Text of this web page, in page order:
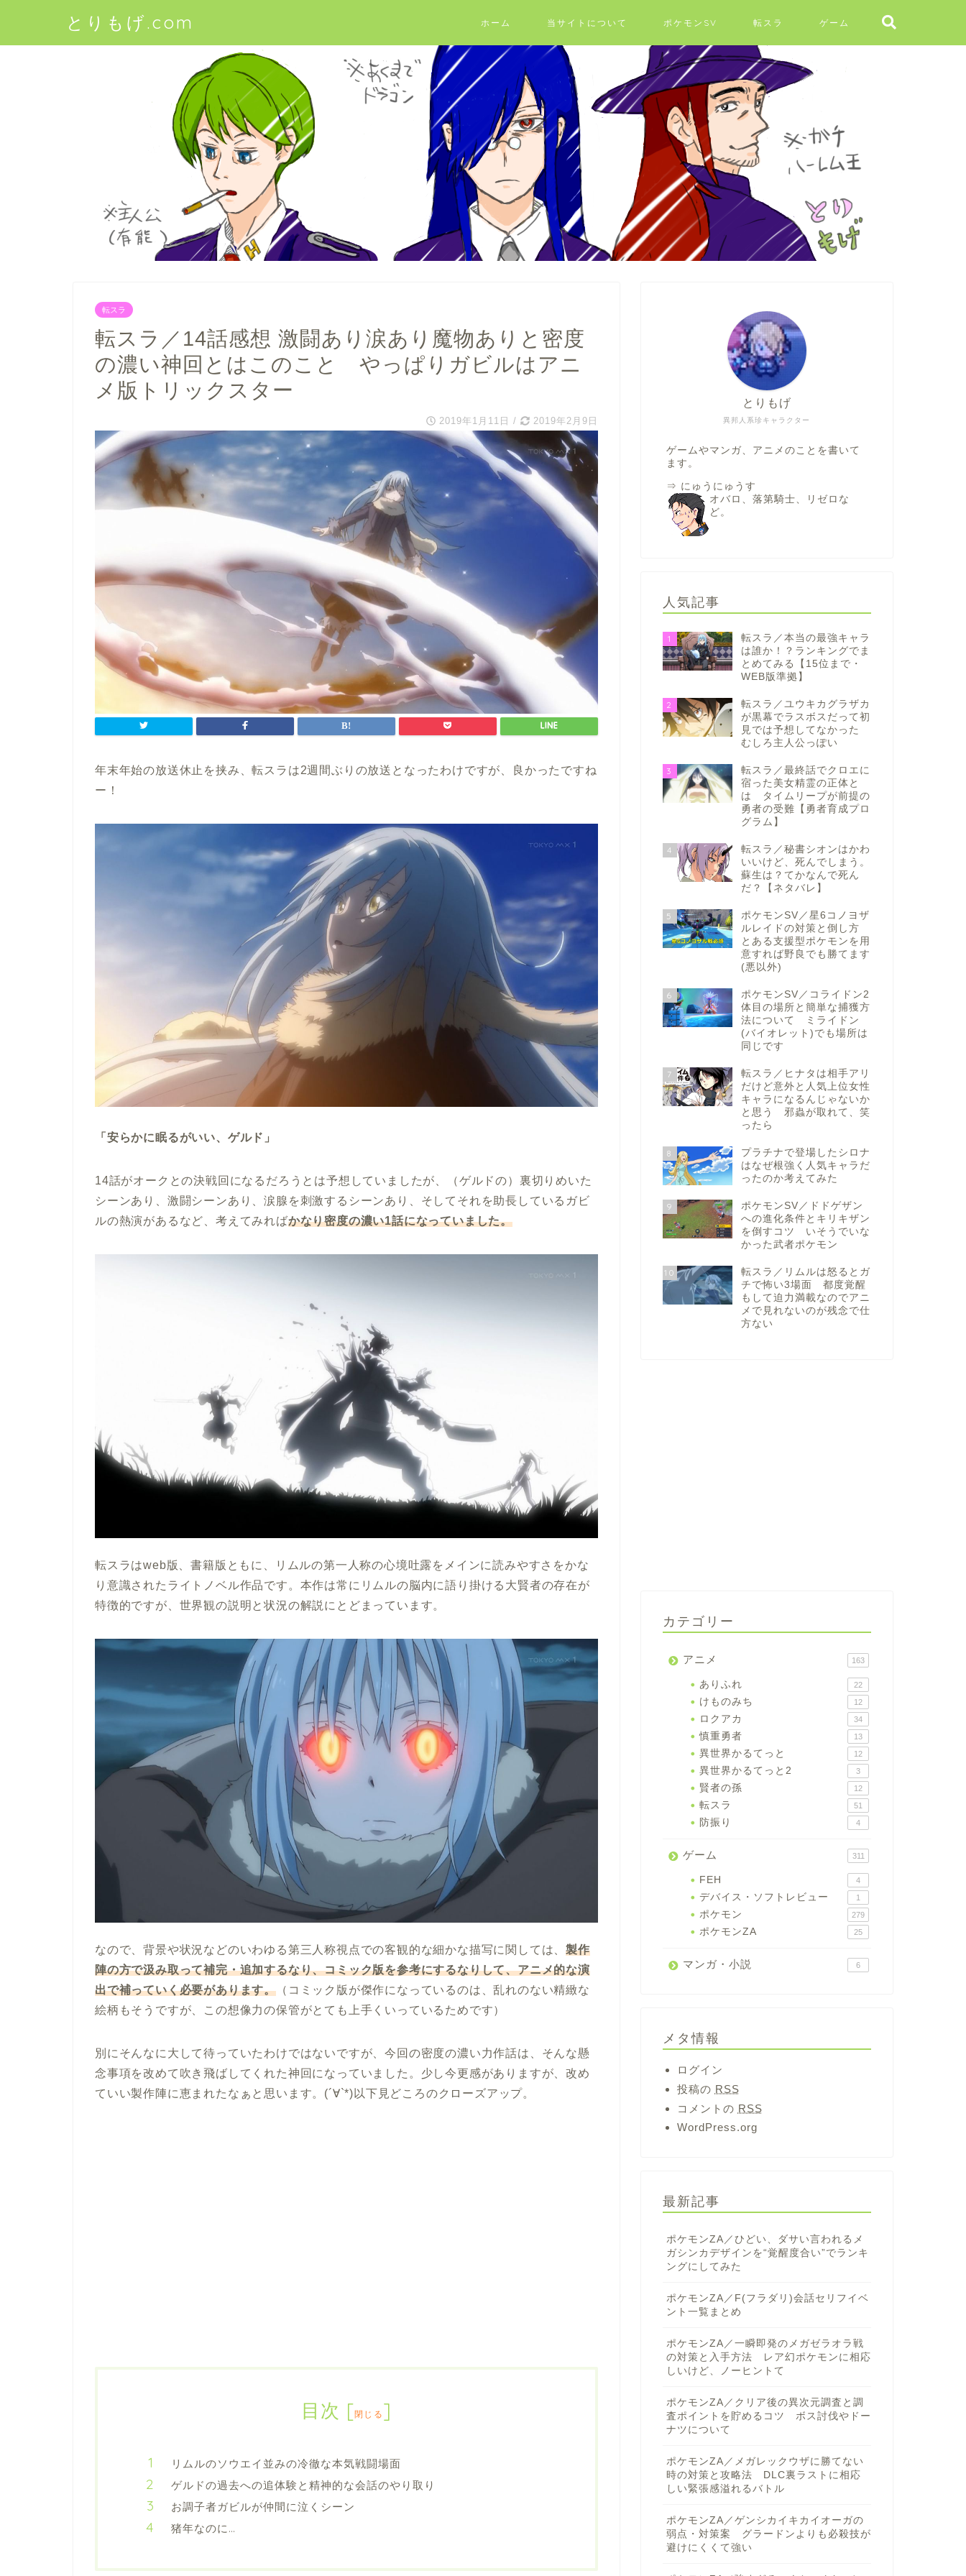
とりもげ.com ホーム 当サイトについて ポケモンSV 転スラ ゲーム
転スラ
転スラ／14話感想 激闘あり涙あり魔物ありと密度
の濃い神回とはこのこと やっぱりガビルはアニ
メ版トリックスター
2019年1月11日 / 2019年2月9日
年末年始の放送休止を挟み、転スラは2週間ぶりの放送となったわけですが、良かったですね
ー！
「安らかに眠るがいい、ゲルド」
14話がオークとの決戦回になるだろうとは予想していましたが、（ゲルドの）裏切りめいた
シーンあり、激闘シーンあり、涙腺を刺激するシーンあり、そしてそれを助長しているガビ
ルの熱演があるなど、考えてみればかなり密度の濃い1話になっていました。
転スラはweb版、書籍版ともに、リムルの第一人称の心境吐露をメインに読みやすさをかな
り意識されたライトノベル作品です。本作は常にリムルの脳内に語り掛ける大賢者の存在が
特徴的ですが、世界観の説明と状況の解説にとどまっています。
なので、背景や状況などのいわゆる第三人称視点での客観的な細かな描写に関しては、製作
陣の方で汲み取って補完・追加するなり、コミック版を参考にするなりして、アニメ的な演
出で補っていく必要があります。 （コミック版が傑作になっているのは、乱れのない精緻な
絵柄もそうですが、この想像力の保管がとても上手くいっているためです）
別にそんなに大して待っていたわけではないですが、今回の密度の濃い力作話は、そんな懸
念事項を改めて吹き飛ばしてくれた神回になっていました。少し今更感がありますが、改め
ていい製作陣に恵まれたなぁと思います。(´∀`*)以下見どころのクローズアップ。
目次 [閉じる ]
リムルのソウエイ並みの冷徹な本気戦闘場面
ゲルドの過去への追体験と精神的な会話のやり取り
お調子者ガビルが仲間に泣くシーン
猪年なのに…
異邦人系珍キャラクター
とりもげ
ゲームやマンガ、アニメのことを書いて
ます。
⇒ にゅうにゅうす
オバロ、落第騎士、リゼロな
ど。
人気記事
1
転スラ／本当の最強キャラ
は誰か！？ランキングでま
とめてみる【15位まで・
WEB版準拠】
2
転スラ／ユウキカグラザカ
が黒幕でラスボスだって初
見では予想してなかった
むしろ主人公っぽい
3
転スラ／最終話でクロエに
宿った美女精霊の正体と
は タイムリープが前提の
勇者の受難【勇者育成プロ
グラム】
4
転スラ／秘書シオンはかわ
いいけど、死んでしまう。
蘇生は？てかなんで死ん
だ？【ネタバレ】
5
ポケモンSV／星6コノヨザ
ルレイドの対策と倒し方
とある支援型ポケモンを用
意すれば野良でも勝てます
(悪以外)
6
ポケモンSV／コライドン2
体目の場所と簡単な捕獲方
法について ミライドン
(バイオレット)でも場所は
同じです
7
転スラ／ヒナタは相手アリ
だけど意外と人気上位女性
キャラになるんじゃないか
と思う 邪蟲が取れて、笑
ったら
8
プラチナで登場したシロナ
はなぜ根強く人気キャラだ
ったのか考えてみた
9
ポケモンSV／ドドゲザン
への進化条件とキリキザン
を倒すコツ いそうでいな
かった武者ポケモン
10
転スラ／リムルは怒るとガ
チで怖い3場面 都度覚醒
もして迫力満載なのでアニ
メで見れないのが残念で仕
方ない
カテゴリー
アニメ 163
ありふれ 22
けものみち 12
ロクアカ 34
慎重勇者 13
異世界かるてっと 12
異世界かるてっと2 3
賢者の孫 12
転スラ 51
防振り 4
ゲーム 311
FEH 4
デバイス・ソフトレビュー 1
ポケモン 279
ポケモンZA 25
マンガ・小説 6
メタ情報
ログイン
投稿の RSS
コメントの RSS
WordPress.org
最新記事
ポケモンZA／ひどい、ダサい言われるメ
ガシンカデザインを“覚醒度合い”でランキ
ングにしてみた
ポケモンZA／F(フラダリ)会話セリフイベ
ント一覧まとめ
ポケモンZA／一瞬即発のメガゼラオラ戦
の対策と入手方法 レア幻ポケモンに相応
しいけど、ノーヒントて
ポケモンZA／クリア後の異次元調査と調
査ポイントを貯めるコツ ボス討伐やドー
ナツについて
ポケモンZA／メガレックウザに勝てない
時の対策と攻略法 DLC裏ラストに相応
しい緊張感溢れるバトル
ポケモンZA／ゲンシカイキカイオーガの
弱点・対策案 グラードンよりも必殺技が
避けにくくて強い